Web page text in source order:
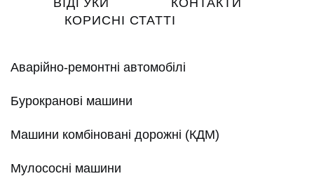
КОРИСНІ СТАТТІ
Аварійно-ремонтні автомобілі
Бурокранові машини
Машини комбіновані дорожні (КДМ)
Мулососні машини